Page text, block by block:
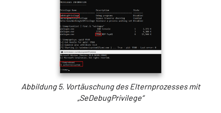
Abbildung 5. Vortäuschung des Elternprozesses mit
„SeDebugPrivilege“